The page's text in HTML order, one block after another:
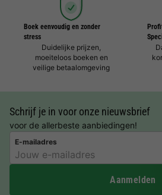
Boek eenvoudig en zonder
stress
Duidelijke prijzen,
moeiteloos boeken en
veilige betaalomgeving
Schrijf je in voor onze nieuwsbrief
voor de allerbeste aanbiedingen!
E-mailadres
Aanmelden